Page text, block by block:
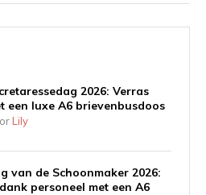
2026: Verras
een luxe A6 brievenbusdoos
Lily
van de Schoonmaker 2026:
personeel met een A6